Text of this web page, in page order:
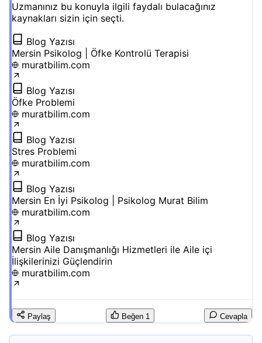
Uzmanınız bu konuyla ilgili faydalı bulacağınız
kaynakları sizin için seçti.
Blog Yazısı
Mersin Psikolog | Öfke Kontrolü Terapisi
muratbilim.com
Blog Yazısı
Öfke Problemi
muratbilim.com
Blog Yazısı
Stres Problemi
muratbilim.com
Blog Yazısı
Mersin En İyi Psikolog | Psikolog Murat Bilim
muratbilim.com
Blog Yazısı
Mersin Aile Danışmanlığı Hizmetleri ile Aile içi
İlişkilerinizi Güçlendirin
muratbilim.com
Paylaş Beğen 1 Cevapla